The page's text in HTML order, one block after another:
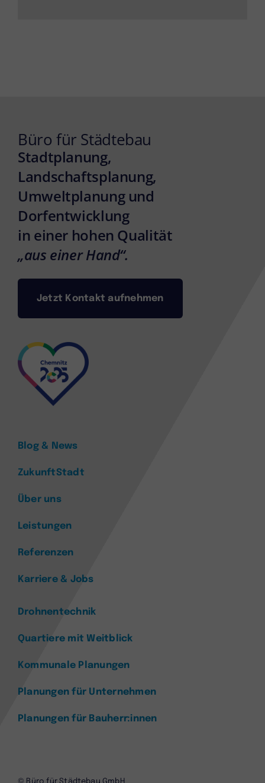
Büro für Städtebau
Stadtplanung,
Landschaftsplanung,
Umweltplanung und
Dorfentwicklung
in einer hohen Qualität
„aus einer Hand“.
Jetzt Kontakt aufnehmen
Blog & News
ZukunftStadt
Über uns
Leistungen
Referenzen
Karriere & Jobs
Drohnentechnik
Quartiere mit Weitblick
Kommunale Planungen
Planungen für Unternehmen
Planungen für Bauherr:innen